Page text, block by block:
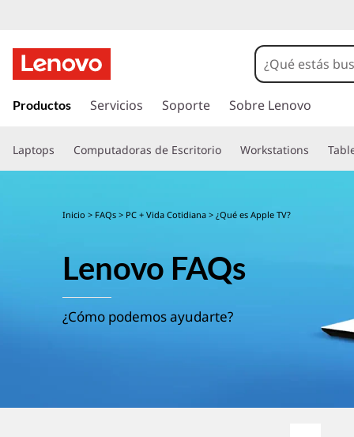
r
c
o
Productos Servicios Soporte Sobre Lenovo
Laptops Computadoras de Escritorio Workstations
Inicio > FAQs > PC + Vida Cotidiana> ¿Qué es Apple TV?
Lenovo FAQs
¿Cómo podemos ayudarte?